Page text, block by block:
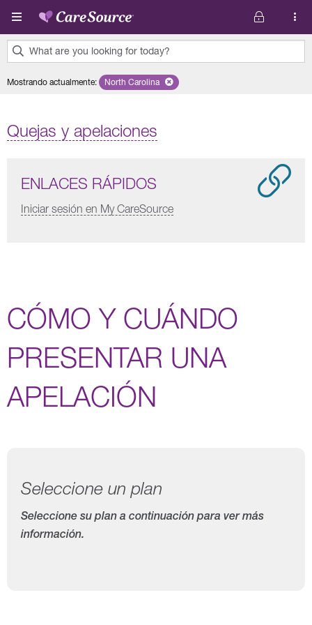
Pasar al contenido principal
What are you looking for today?
results
Mostrando actualmente: Remove selected state 'North Carolina'
North Carolina
Quejas y apelaciones
ENLACES RÁPIDOS
Iniciar sesión en My CareSource
CÓMO Y CUÁNDO
PRESENTAR UNA
APELACIÓN
Seleccione un plan
Seleccione su plan a continuación para ver más
información.